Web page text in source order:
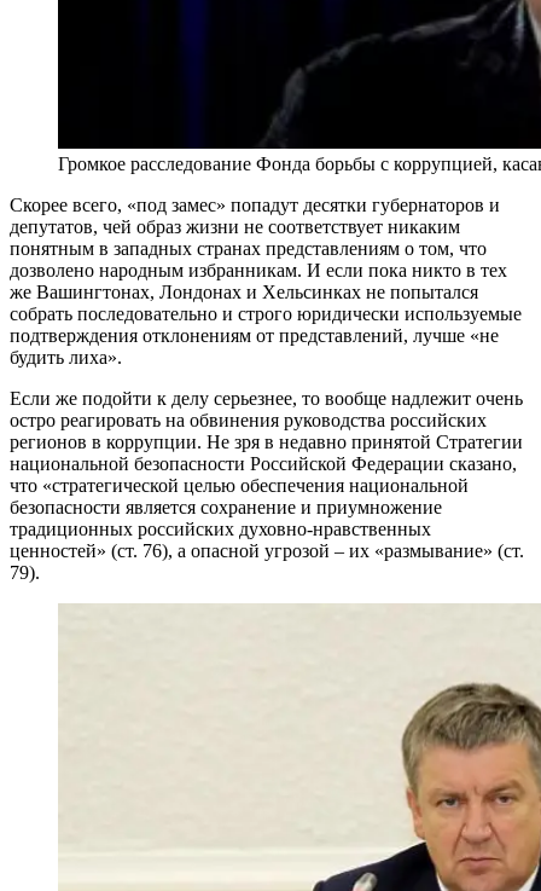
Громкое расследование Фонда борьбы с коррупцией,
Скорее всего, «под замес» попадут десятки губернаторов и
депутатов, чей образ жизни не соответствует никаким
понятным в западных странах представлениям о том, что
дозволено народным избранникам. И если пока никто в тех
же Вашингтонах, Лондонах и Хельсинках не попытался
собрать последовательно и строго юридически используемые
подтверждения отклонениям от представлений, лучше «не
будить лиха».
Если же подойти к делу серьезнее, то вообще надлежит очень
остро реагировать на обвинения руководства российских
регионов в коррупции. Не зря в недавно принятой Стратегии
национальной безопасности Российской Федерации сказано,
что «стратегической целью обеспечения национальной
безопасности является сохранение и приумножение
традиционных российских духовно-нравственных
ценностей» (ст. 76), а опасной угрозой – их «размывание» (ст.
79).